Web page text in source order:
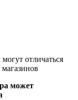
отличаться
может